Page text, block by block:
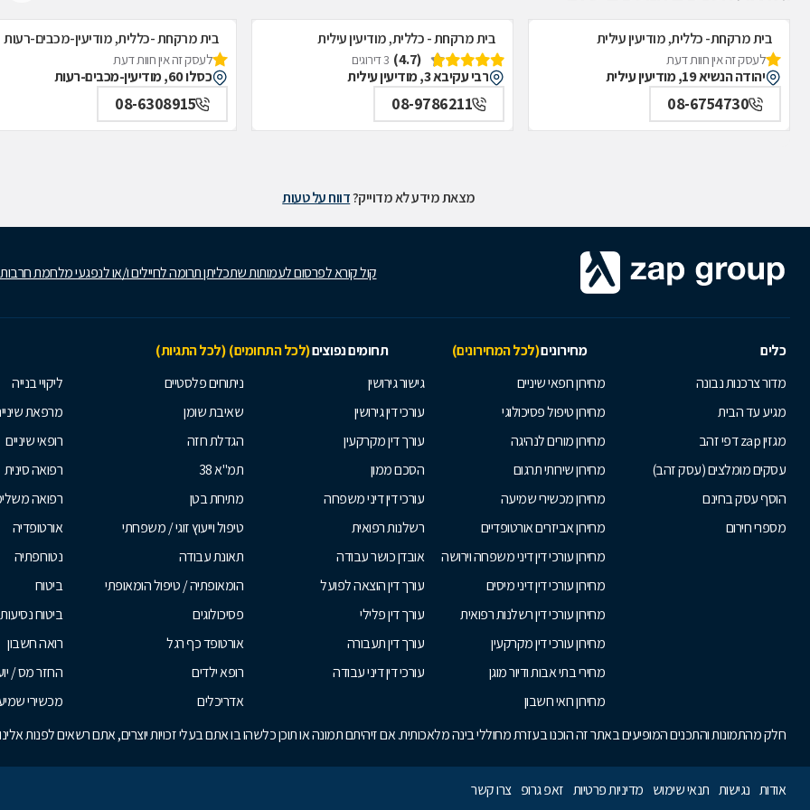
בית מרקחת- כללית, מודיעין עילית
לעסק זה אין חוות דעת
יהודה הנשיא 19, מודיעין עילית
08-6754730
בית מרקחת - כללית, מודיעין עילית
(4.7)
3 דירוגים
רבי עקיבא 3, מודיעין עילית
08-9786211
בית מרקחת -כללית, מודיעין-מכבים-רעות
לעסק זה אין חוות דעת
כסלו 60, מודיעין-מכבים-רעות
08-6308915
מצאת מידע לא מדוייק?דווח על טעות
קול קורא לפרסום לעמותות שתכליתן תרומה לחיילים ו/או לנפגעי מלחמת
כלים מחירונים(לכל המחירונים) תחומים נפוצים(לכל התחומים) (לכל התגיות)
מדור צרכנות נבונה
מגיע עד הבית
מגזין zap דפי זהב
עסקים מומלצים (עסק זהב)
הוסף עסק בחינם
מספרי חירום
מחירון רופאי שיניים
מחירון טיפול פסיכולוגי
מחירון מורים לנהיגה
מחירון שירותי תרגום
מחירון מכשירי שמיעה
מחירון אביזרים אורטופדיים
מחירון עורכי דין דיני משפחה וירושה
מחירון עורכי דין דיני מיסים
מחירון עורכי דין רשלנות רפואית
מחירון עורכי דין מקרקעין
מחירי בתי אבות ודיור מוגן
מחירון רואי חשבון
גישור גירושין
עורכי דין גירושין
עורך דין מקרקעין
הסכם ממון
עורכי דין דיני משפחה
רשלנות רפואית
אובדן כושר עבודה
עורך דין הוצאה לפועל
עורך דין פלילי
עורך דין תעבורה
עורכי דין דיני עבודה
ניתוחים פלסטיים
שאיבת שומן
הגדלת חזה
תמ"א 38
מתיחת בטן
טיפול וייעוץ זוגי / משפחתי
תאונת עבודה
הומאופתיה / טיפול הומאופתי
פסיכולוגים
אורטופד כף רגל
רופא ילדים
אדריכלים
ליקויי בנייה
מרפאת
רופאי שיניים
רפואה סינית
רפואה
אורטופדיה
נטורופתיה
ביטוח
ביטוח
רואה חשבון
החזר מס /
מכשירי
חלק מהתמונות והתכנים המופיעים באתר זה הוכנו בעזרת מחוללי בינה מלאכותית. אם זיהיתם תמונה או תוכן כלשהו בו אתם בעלי זכויות יוצרים, אתם רשאים לפנות
אודות נגישות תנאי שימוש מדיניות פרטיות זאפ גרופ צרו קשר